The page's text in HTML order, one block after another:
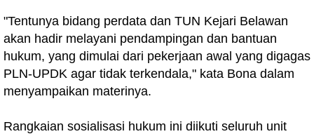
"Tentunya bidang perdata dan TUN Kejari Belawan
akan hadir melayani pendampingan dan bantuan
hukum, yang dimulai dari pekerjaan awal yang digagas
PLN-UPDK agar tidak terkendala," kata Bona dalam
menyampaikan materinya.
Rangkaian sosialisasi hukum ini diikuti seluruh unit